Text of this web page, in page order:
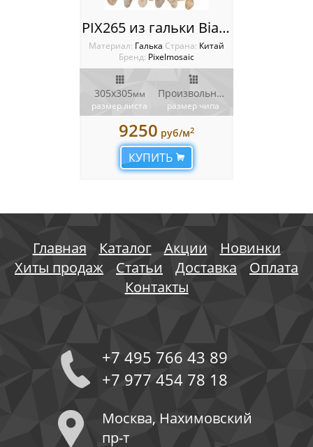
PIX265 из гальки Bianco Natura stone, чип произвольный, сетка 305х305 мм
Материал: Галька Cтрана: Китай
Бренд: Pixelmosaic
305х305мм
размер листа
Произвольный
размер чипа
9250 руб/м2
КУПИТЬ
Главная Каталог Акции
Новинки
Хиты продаж
Статьи Доставка
Оплата
Контакты
+7 495 766 43 89
+7 977 454 78 18
Москва, Нахимовский
пр-т